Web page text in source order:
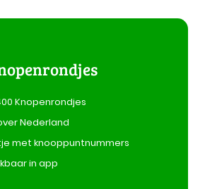
Knopenrondjes
Nederland
met knooppuntnummers
in app